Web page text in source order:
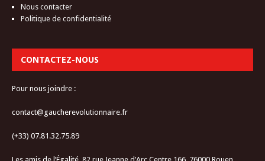
Nous contacter
Politique de confidentialité
CONTACTEZ-NOUS
Pour nous joindre :
contact@gaucherevolutionnaire.fr
(+33) 07.81.32.75.89